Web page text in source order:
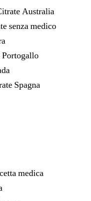
Australia
senza medico
Spagna
medica